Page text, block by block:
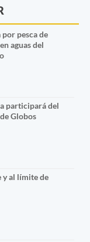
pesca de
aguas del
participará del
Globos
y al límite de